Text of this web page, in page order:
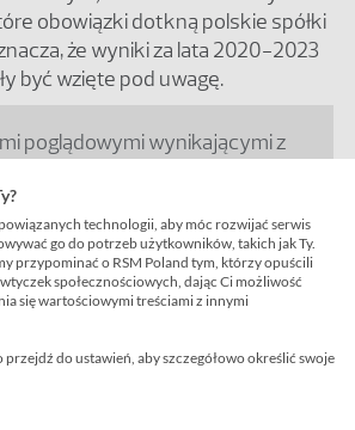
obowiązki dotkną polskie spółki
że wyniki za lata 2020-2023
być wzięte pod uwagę.
poglądowymi wynikającymi z
podatku minimalnego
8 000 podmiotównależących
grup kapitałowych i
grup międzynarodowych z
dominującą najwyższego
technologii, aby móc rozwijać serwis
go do potrzeb użytkowników, takich jak Ty.
przypominać o RSM Poland tym, którzy opuścili
społecznościowych, dając Ci możliwość
się wartościowymi treściami z innymi
do ustawień, aby szczegółowo określić swoje